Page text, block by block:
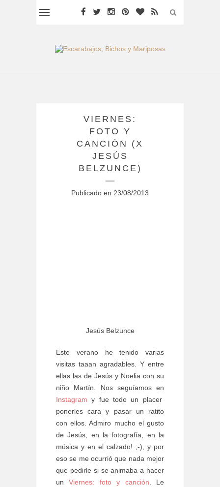
VIERNES:
FOTO Y
CANCIÓN (X
JESÚS
BELZUNCE)
Publicado en 23/08/2013
Jesús Belzunce
Este verano he tenido varias
visitas taaan agradables. Y entre
ellas las de Jesús y Noelia con su
niño Martín. Nos seguíamos en
Instagram y fue todo un placer
ponerles cara y pasar un ratito
con ellos. Admiro mucho el gusto
de Jesús, en la fotografía, en la
música y en el calzado! ;-), y por
eso se me ocurrió que nada mejor
que pedirle si se animaba a hacer
unViernes: foto y canción. Le